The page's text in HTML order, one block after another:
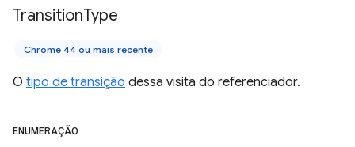
TransitionType
Chrome 44 ou mais recente
O tipo de transição dessa visita do referenciador.
ENUMERAÇÃO